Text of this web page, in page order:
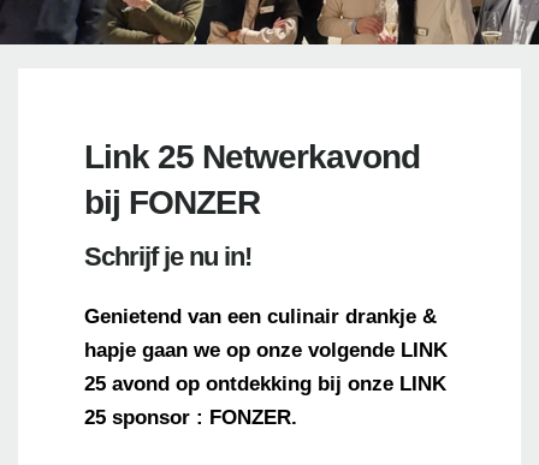
Link 25 Netwerkavond
bij FONZER
Schrijf je nu in!
Genietend van een culinair drankje &
hapje gaan we op onze volgende LINK
25 avond op ontdekking bij onze LINK
25 sponsor : FONZER.